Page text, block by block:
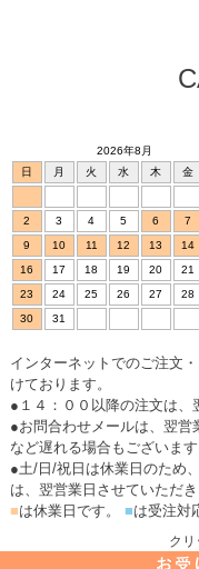
2026年8月
日
月 火 水 木 金
2
3 4 5 6 7
9
10 11 12 13 14
16
17 18 19 20 21
23
24 25 26 27 28
30
31
インターネットでのご注文
けております。
●１４：００以降の注文は、
●お問合わせメールは、翌
など遅れる場合もございま
●土/日/祝日は休業日のため
は、翌営業日させていただき
■は休業日です。 ■は受注対
ク